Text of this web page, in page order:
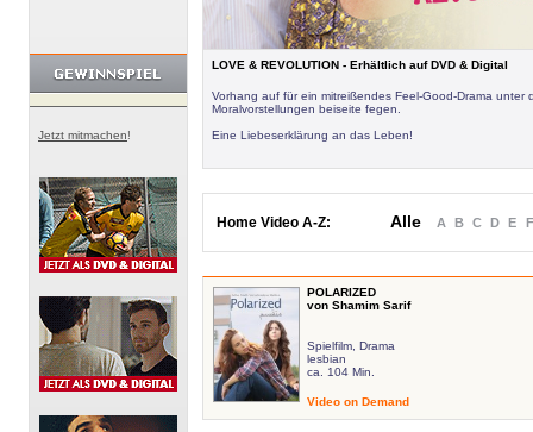
Jetzt mitmachen!
LOVE & REVOLUTION - Erhältlich auf DVD & Digital
Vorhang auf für ein mitreißendes Feel-Good-Drama
Moralvorstellungen beiseite fegen.
Eine Liebeserklärung an das Leben!
Home Video A-Z: Alle A B C D E F
POLARIZED
von Shamim Sarif
Spielfilm, Drama
lesbian
ca. 104 Min.
Video on Demand